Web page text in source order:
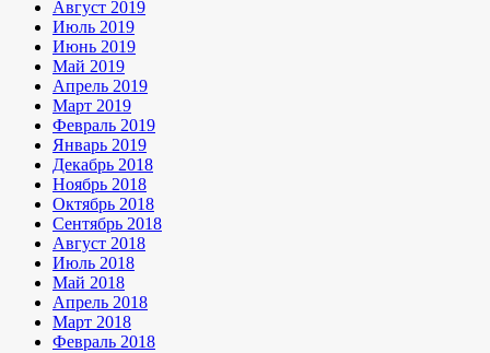
Август 2019
Июль 2019
Июнь 2019
Май 2019
Апрель 2019
Март 2019
Февраль 2019
Январь 2019
Декабрь 2018
Ноябрь 2018
Октябрь 2018
Сентябрь 2018
Август 2018
Июль 2018
Май 2018
Апрель 2018
Март 2018
Февраль 2018